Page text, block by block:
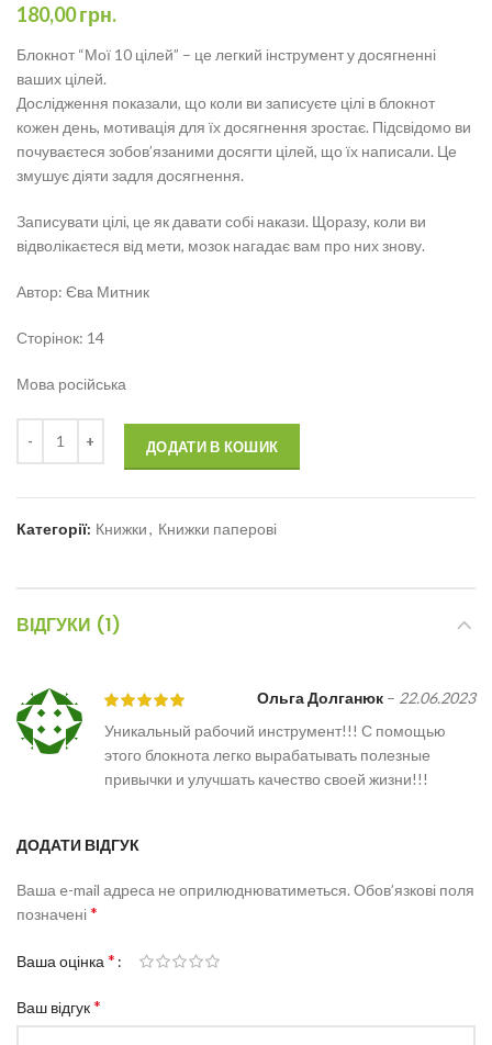
180,00грн.
Блокнот “Мої 10 цілей” – це легкий інструмент у досягненні
ваших цілей.
Дослідження показали, що коли ви записуєте цілі в блокнот
кожен день, мотивація для їх досягнення зростає. Підсвідомо ви
почуваєтеся зобов’язаними досягти цілей, що їх написали. Це
змушує діяти задля досягнення.
Записувати цілі, це як давати собі накази. Щоразу, коли ви
відволікаєтеся від мети, мозок нагадає вам про них знову.
Автор: Єва Митник
Сторінок: 14
Мова російська
ДОДАТИ В КОШИК
Категорії: Книжки, Книжки паперові
ВІДГУКИ (1)
Ольга Долганюк – 22.06.2023
Уникальный рабочий инструмент!!! С помощью
этого блокнота легко вырабатывать полезные
привычки и улучшать качество своей жизни!!!
ДОДАТИ ВІДГУК
Ваша e-mail адреса не оприлюднюватиметься. Обов’язкові поля
позначені*
Ваша оцінка*
Ваш відгук*